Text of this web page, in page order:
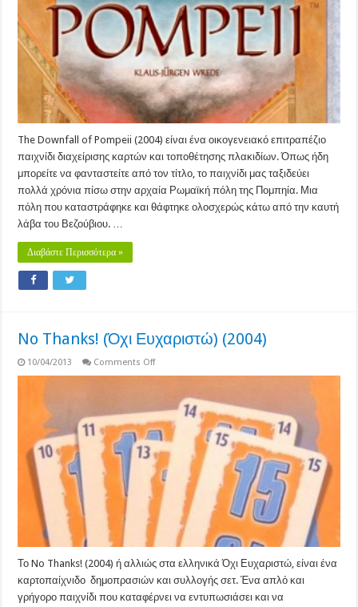
The Downfall of Pompeii (2004) είναι ένα οικογενειακό επιτραπέζιο
παιχνίδι διαχείρισης καρτών και τοποθέτησης πλακιδίων. Όπως ήδη
μπορείτε να φανταστείτε από τον τίτλο, το παιχνίδι μας ταξιδεύει
πολλά χρόνια πίσω στην αρχαία Ρωμαϊκή πόλη της Πομπηία. Μια
πόλη που καταστράφηκε και θάφτηκε ολοσχερώς κάτω από την καυτή
λάβα του Βεζούβιου. …
Διαβάστε Περισσότερα »
No Thanks! (Όχι Ευχαριστώ) (2004)
10/04/2013 Comments Offon
Ευχαριστώ)
(2004)
Το No Thanks! (2004) ή αλλιώς στα ελληνικά Όχι Ευχαριστώ, είναι ένα
καρτοπαίχνιδο δημοπρασιών και συλλογής σετ. Ένα απλό και
γρήγορο παιχνίδι που καταφέρνει να εντυπωσιάσει και να